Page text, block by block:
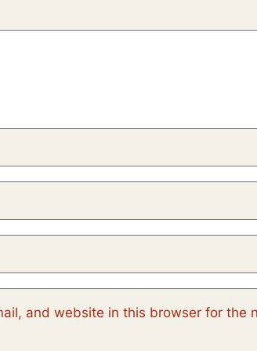
and website in this browser for the